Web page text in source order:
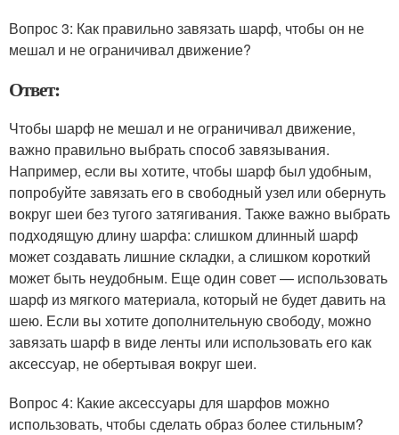
Вопрос 3: Как правильно завязать шарф, чтобы он не
мешал и не ограничивал движение?
Ответ:
Чтобы шарф не мешал и не ограничивал движение,
важно правильно выбрать способ завязывания.
Например, если вы хотите, чтобы шарф был удобным,
попробуйте завязать его в свободный узел или обернуть
вокруг шеи без тугого затягивания. Также важно выбрать
подходящую длину шарфа: слишком длинный шарф
может создавать лишние складки, а слишком короткий
может быть неудобным. Еще один совет — использовать
шарф из мягкого материала, который не будет давить на
шею. Если вы хотите дополнительную свободу, можно
завязать шарф в виде ленты или использовать его как
аксессуар, не обертывая вокруг шеи.
Вопрос 4: Какие аксессуары для шарфов можно
использовать, чтобы сделать образ более стильным?